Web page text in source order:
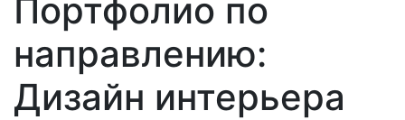
Портфолио по
направлению:
Дизайн интерьера